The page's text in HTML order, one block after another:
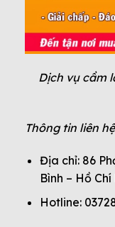
Dịch vụ cầm
Thông tin liên
Địa chỉ: 86
Bình – Hồ Chí
Hotline: